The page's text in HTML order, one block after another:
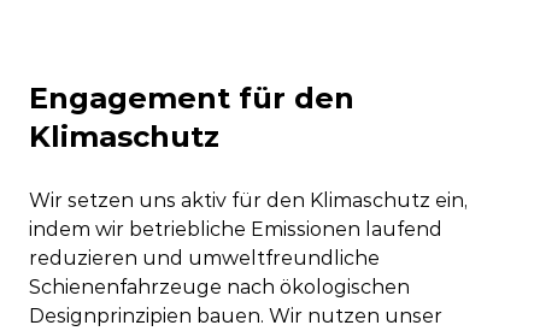
Engagement für den
Klimaschutz
Wir setzen uns aktiv für den Klimaschutz ein,
indem wir betriebliche Emissionen laufend
reduzieren und umweltfreundliche
Schienenfahrzeuge nach ökologischen
Designprinzipien bauen. Wir nutzen unser